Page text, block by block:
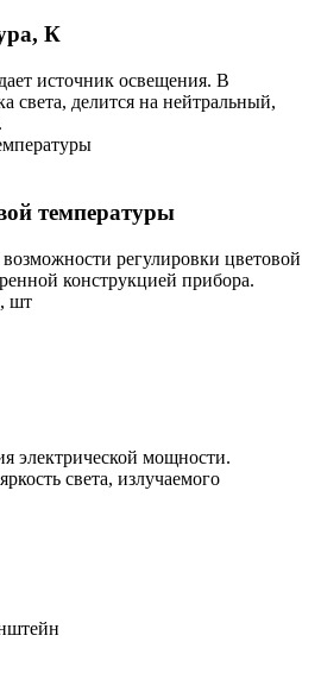
К
источник освещения. В
света, делится на нейтральный,
температуры
регулировки цветовой
конструкцией прибора.
шт
электрической мощности.
света, излучаемого